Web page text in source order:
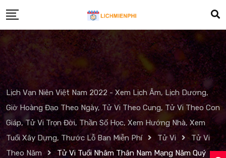
to
content
Lịch Vạn Niên Việt Nam 2022 - Xem Lịch Âm, Lịch Dương,
Giờ Hoàng Đạo Theo Ngày, Tử Vi Theo Cung, Tử Vi Theo Con
Giáp, Tử Vi Trọn Đời, Thần Số Học, Xem Hướng Nhà, Xem
Tuổi Xây Dựng, Thước Lỗ Ban Miễn Phí
Tử Vi
Tử Vi
Theo Năm
Tử Vi Tuổi Nhâm Thân Nam Mạng Năm Quý